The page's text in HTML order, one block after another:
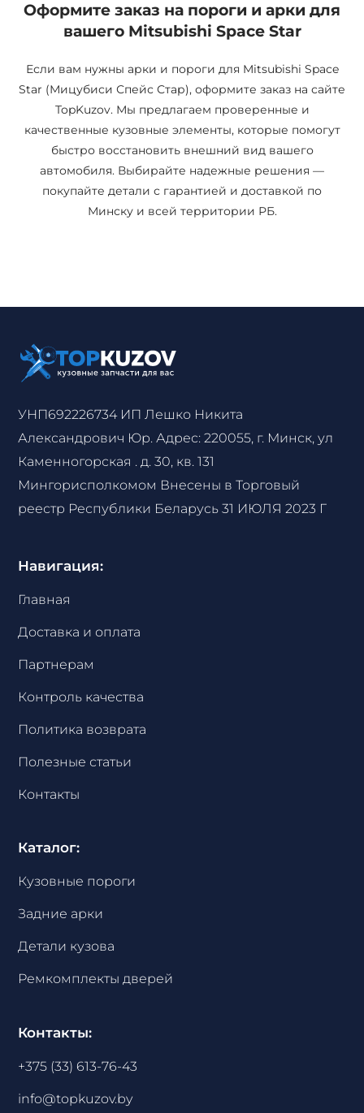
Оформите заказ на пороги и арки для
вашего Mitsubishi Space Star
Если вам нужны арки и пороги для Mitsubishi Space
Star (Мицубиси Спейс Стар), оформите заказ на сайте
TopKuzov. Мы предлагаем проверенные и
качественные кузовные элементы, которые помогут
быстро восстановить внешний вид вашего
автомобиля. Выбирайте надежные решения —
покупайте детали с гарантией и доставкой по
Минску и всей территории РБ.
УНП692226734 ИП Лешко Никита
Александрович Юр. Адрес: 220055, г. Минск, ул
Каменногорская . д. 30, кв. 131
Мингорисполкомом Внесены в Торговый
реестр Республики Беларусь 31 ИЮЛЯ 2023 Г
Навигация:
Главная
Доставка и оплата
Партнерам
Контроль качества
Политика возврата
Полезные статьи
Контакты
Каталог:
Кузовные пороги
Задние арки
Детали кузова
Ремкомплекты дверей
Контакты:
+375 (33) 613-76-43
info@topkuzov.by